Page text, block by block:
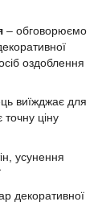
– обговорюємо
оздоблення
виїжджає для
точну ціну
усунення
декоративної